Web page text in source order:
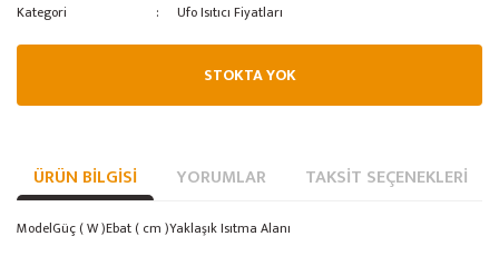
Kategori Ufo Isıtıcı Fiyatları
STOKTA YOK
ÜRÜN BILGISI YORUMLAR TAKSIT SEÇENEKLERI
ModelGüç ( W )Ebat ( cm )Yaklaşık Isıtma Alanı